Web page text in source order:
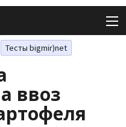
Тесты bigmir)net
ввоз